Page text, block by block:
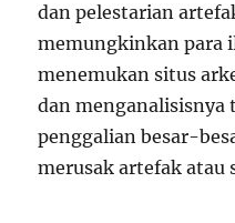
dan pelestarian
memungkinkan para
menemukan situs
dan menganalisisnya
penggalian besar-
merusak artefak atau